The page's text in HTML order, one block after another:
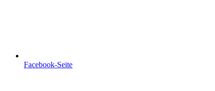
Facebook-Seite